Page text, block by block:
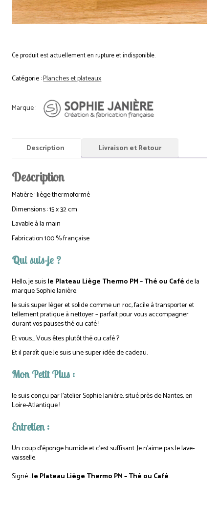
Ce produit est actuellement en rupture et indisponible.
Catégorie :Planches et plateaux
Description Livraison et Retour
Description
Matière : liège thermoformé
Dimensions : 15 x 32 cm
Lavable à la main
Fabrication 100 % française
Qui suis-je ?
Hello, je suisle Plateau Liège Thermo PM – Thé ou Caféde la
marque Sophie Janière.
Je suis super léger et solide comme un roc, facile à transporter et
tellement pratique à nettoyer – parfait pour vous accompagner
durant vos pauses thé ou café !
Et vous… Vous êtes plutôt thé ou café ?
Et il paraît que Je suis une super idée de cadeau.
Mon Petit Plus :
Je suis conçu par l’atelier Sophie Janière, situé près de Nantes, en
Loire-Atlantique !
Entretien :
Un coup d’éponge humide et c’est suffisant. Je n’aime pas le lave-
vaisselle.
Signé :le Plateau Liège Thermo PM – Thé ou Café.